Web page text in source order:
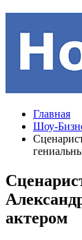
Главная
Шоу-
актером